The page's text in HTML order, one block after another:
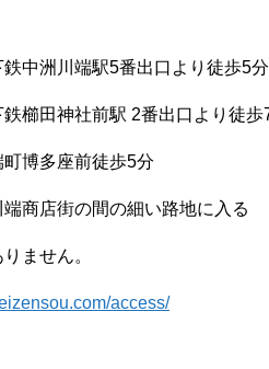
中洲川端駅5番出口より徒歩5分
櫛田神社前駅 2番出口より徒歩
博多座前徒歩5分
商店街の間の細い路地に入る
ません。
access/